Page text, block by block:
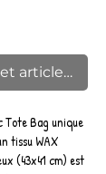
article est
Tote Bag unique
tissu WAX
(43x41 cm) est